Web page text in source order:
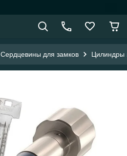
Сердцевины для замков Цилиндры